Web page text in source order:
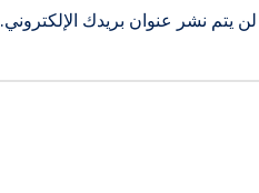
لن يتم نشر عنوان بريدك الإلكتروني.